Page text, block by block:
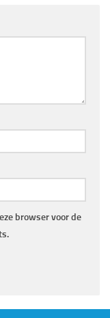
browser voor de